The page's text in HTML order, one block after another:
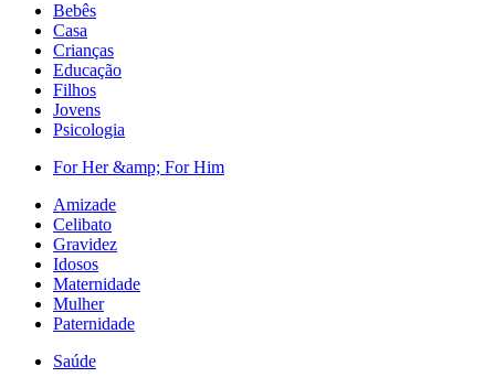
Bebês
Casa
Crianças
Educação
Filhos
Jovens
Psicologia
For Her &amp; For Him
Amizade
Celibato
Gravidez
Idosos
Maternidade
Mulher
Paternidade
Saúde